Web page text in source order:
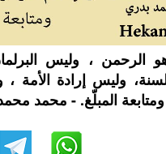
الرحمن ، وليس
وليس إرادة الأمة ،
المبلّغ. - محمد